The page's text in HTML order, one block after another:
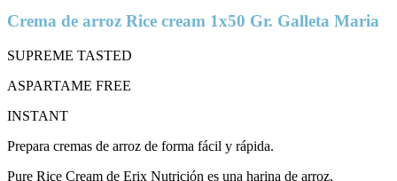
Crema de arroz Rice cream 1x50 Gr. Galleta Maria
SUPREME TASTED
ASPARTAME FREE
INSTANT
Prepara cremas de arroz de forma fácil y rápida.
Pure Rice Cream de Erix Nutrición es una harina de arroz,